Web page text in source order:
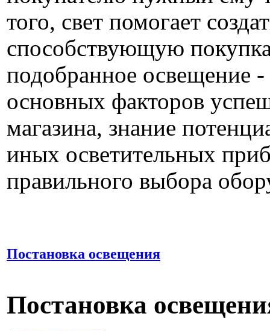
того, свет помогает
способствующую
подобранное освещение -
основных факторов
магазина, знание
иных осветительных
правильного выбора
Постановка освещения
Постановка